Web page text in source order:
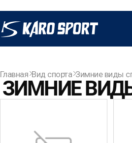
Главная Вид спорта Зимние виды
ЗИМНИЕ